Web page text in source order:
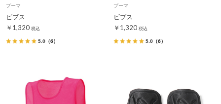
プーマ
ビブス
￥1,320 税込
5.0 （6）
プーマ
ビブス
￥1,320 税込
5.0 （6）